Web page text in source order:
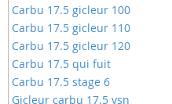
Carbu 17.5 gicleur 100
Carbu 17.5 gicleur 110
Carbu 17.5 gicleur 120
Carbu 17.5 qui fuit
Carbu 17.5 stage 6
Gicleur carbu 17.5 ysn